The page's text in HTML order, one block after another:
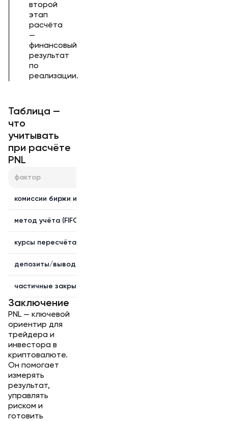
второй
этап
расчёта
—
финансовый
результат
по
реализации.
Таблица —
что
учитывать
при расчёте
PNL
фактор
комиссии биржи и сети;
метод учёта (FIFO/средняя);
курсы пересчёта (USD/RUB);
депозиты/выводы;
частичные закрытия;
Заключение
PNL — ключевой
ориентир для
трейдера и
инвестора в
криптовалюте.
Он помогает
измерять
результат,
управлять
риском и
готовить